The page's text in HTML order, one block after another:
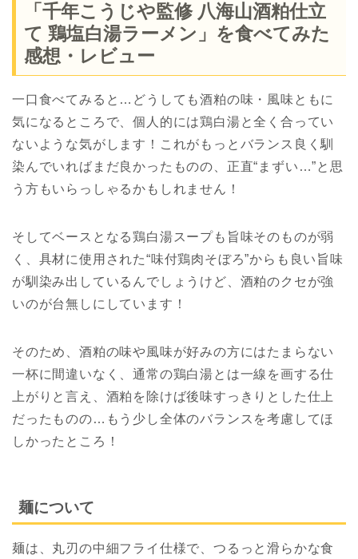
「千年こうじや監修 八海山酒粕仕立
て 鶏塩白湯ラーメン」を食べてみた
感想・レビュー
一口食べてみると…どうしても酒粕の味・風味ともに
気になるところで、個人的には鶏白湯と全く合ってい
ないような気がします！これがもっとバランス良く馴
染んでいればまだ良かったものの、正直“まずい…”と思
う方もいらっしゃるかもしれません！
そしてベースとなる鶏白湯スープも旨味そのものが弱
く、具材に使用された“味付鶏肉そぼろ”からも良い旨味
が馴染み出しているんでしょうけど、酒粕のクセが強
いのが台無しにしています！
そのため、酒粕の味や風味が好みの方にはたまらない
一杯に間違いなく、通常の鶏白湯とは一線を画する仕
上がりと言え、酒粕を除けば後味すっきりとした仕上
だったものの…もう少し全体のバランスを考慮してほ
しかったところ！
麺について
麺は、丸刃の中細フライ仕様で、つるっと滑らかな食